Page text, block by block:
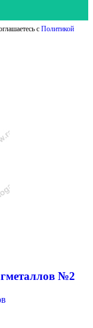
с Политикой
№2